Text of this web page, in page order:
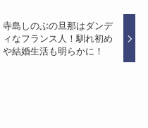
寺島しのぶの旦那はダンデ
ィなフランス人！馴れ初め
や結婚生活も明らかに！